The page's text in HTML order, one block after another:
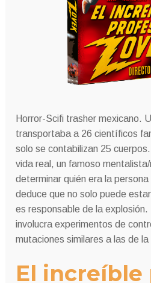
Horror-Scifi trasher mexicano.
transportaba a 26 científicos
solo se contabilizan 25
vida real, un famoso
determinar quién era la
deduce que no solo puede
es responsable de la explosión.
involucra experimentos de
mutaciones similares a las de
El increíble